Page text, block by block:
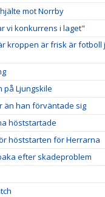
mot Norrby
vi konkurrens i laget"
kroppen är frisk är fotboll
på Ljungskile
än han förväntade sig
höststartade
höststarten för Herrarna
efter skadeproblem